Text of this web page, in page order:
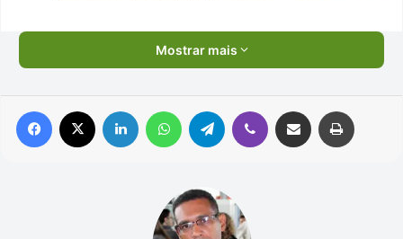
Mostrar mais
Facebook Linkedin WhatsAppTelegram Viber Compartilhar via e-mail